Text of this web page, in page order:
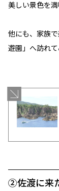
美しい景色を
他にも、家族
遊園」へ訪れて
②佐渡に来